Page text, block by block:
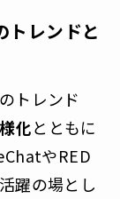
トレンドと
トレンド
化とともに
やRED
躍の場とし